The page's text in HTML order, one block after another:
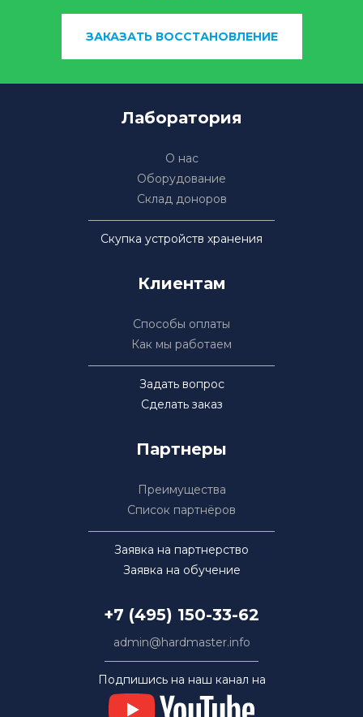
ЗАКАЗАТЬ ВОССТАНОВЛЕНИЕ
Лаборатория
О нас
Оборудование
Склад доноров
Скупка устройств хранения
Клиентам
Способы оплаты
Как мы работаем
Задать вопрос
Сделать заказ
Партнеры
Преимущества
Список партнёров
Заявка на партнерство
Заявка на обучение
+7 (495) 150-33-62
admin@hardmaster.info
Подпишись на наш канал на